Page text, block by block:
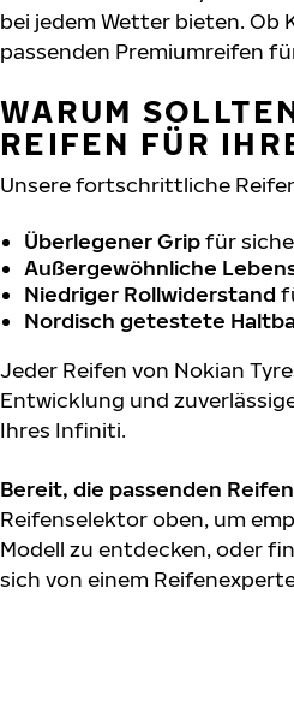
bei jedem Wetter bieten. Ob
passenden Premiumreifen
WARUM
REIFEN FÜR
Unsere fortschrittliche
Überlegener Gripfür
Außergewöhnliche
Niedriger Rollwiderstand
Nordisch getestete
Jeder Reifen von Nokian
Entwicklung und
Ihres Infiniti.
Bereit, die passenden
Reifenselektor oben, um
Modell zu entdecken, oder
sich von einem